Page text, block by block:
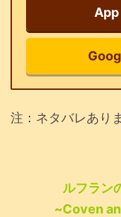
App
注：ネタバレあり
ルフラン
~Coven